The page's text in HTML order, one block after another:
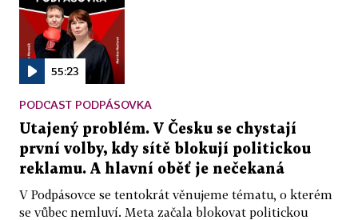
55:23
PODCAST PODPÁSOVKA
Utajený problém. V Česku se chystají
první volby, kdy sítě blokují politickou
reklamu. A hlavní oběť je nečekaná
V Podpásovce se tentokrát věnujeme tématu, o kterém
se vůbec nemluví. Meta začala blokovat politickou